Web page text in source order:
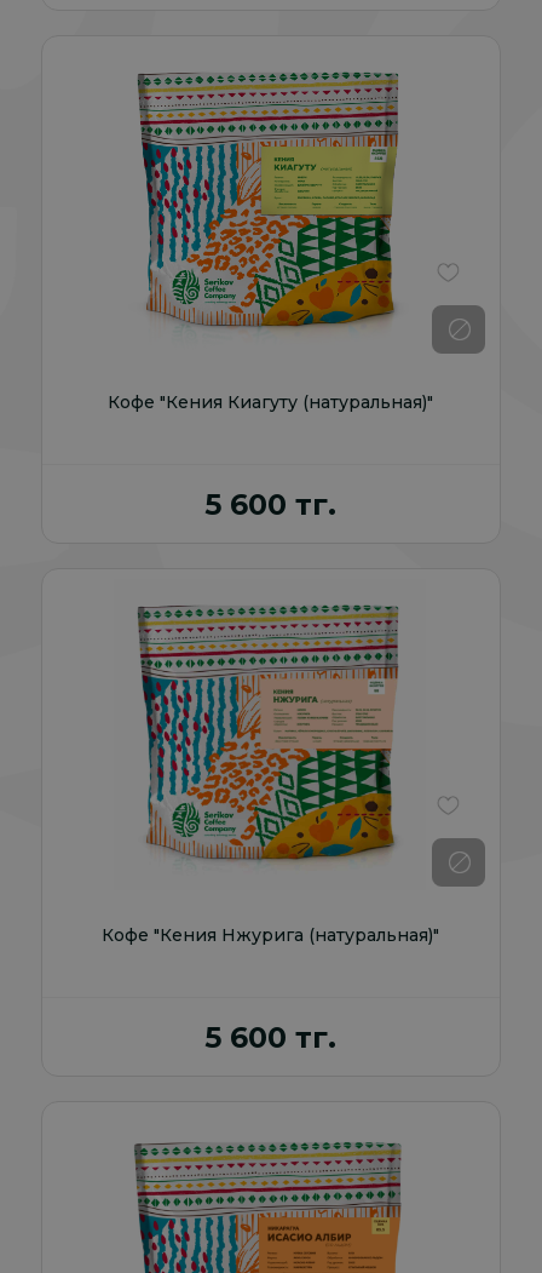
Кофе "Кения Киагуту (натуральная)"
5 600 тг.
В
Кофе "Кения Нжурига (натуральная)"
5 600 тг.
В